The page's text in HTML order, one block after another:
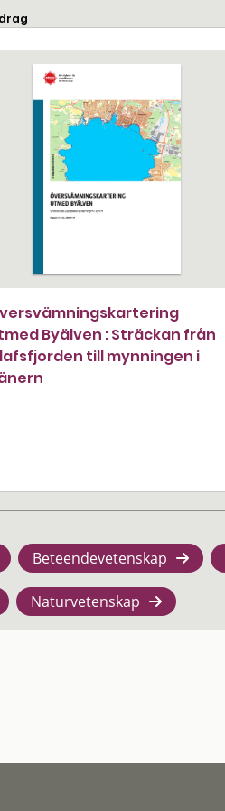
Byälven : Sträckan från
till mynningen i
Beteendevetenskap
Naturvetenskap